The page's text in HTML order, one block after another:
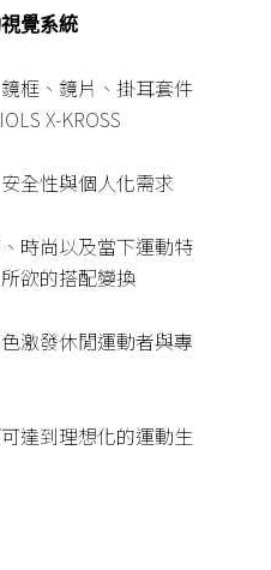
覺系統
框、鏡片、掛耳套件
X-KROSS
全性與個人化需求
時尚以及當下運動特
欲的搭配變換
激發休閒運動者與專
達到理想化的運動生